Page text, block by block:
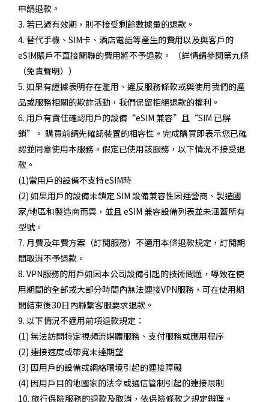
申請退款。
3. 若已過有效期，則不接受剩餘數據量的退款。
4. 替代手機、SIM卡、酒店電話等產生的費用以及與客戶的
eSIM賬戶不直接關聯的費用將不予退款。 （詳情請參閱第九條
（免責聲明））
5. 如果有證據表明存在濫用、違反服務條款或與使用我們的產
品或服務相關的欺詐活動，我們保留拒絕退款的權利。
6. 用戶有責任確認用戶的設備“eSIM 兼容”且“SIM 已解
鎖”。 購買前請先確認裝置的相容性。完成購買即表示您已確
認並同意使用本服務。假定已使用該服務，以下情況不接受退
款。
(1)當用戶的設備不支持eSIM時
(2) 如果用戶的設備未鎖定 SIM 設備兼容性因運營商、製造國
家/地區和製造商而異，並且 eSIM 兼容設備列表並未涵蓋所有
型號。
7. 月費及年費方案（訂閱服務）不適用本條退款規定，訂閱期
間取消不予退款。
8. VPN服務的用戶如因本公司設備引起的技術問題，導致在使
用期間的全部或大部分時間內無法連接VPN服務，可在使用期
間結束後30日內聯繫客服要求退款。
9. 以下情況不適用前項退款規定：
(1) 無法訪問特定視頻流媒體服務、支付服務或應用程序
(2) 連接速度或帶寬未達期望
(3) 因用戶的設備或網絡環境引起的連接障礙
(4) 因用戶目的地國家的法令或通信管制引起的連接限制
10. 旅行保險服務的退款及取消，依保險條款之規定辦理。